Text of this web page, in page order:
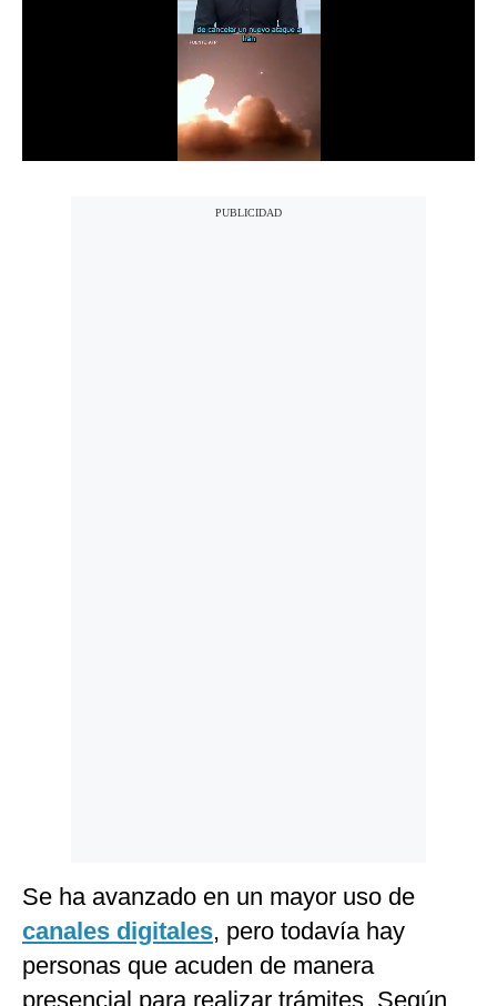
Se ha avanzado en un mayor uso de
canales digitales, pero todavía hay
personas que acuden de manera
presencial para realizar trámites. Según